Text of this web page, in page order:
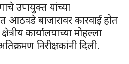
उपायुक्त यांच्या
आठवडे बाजारावर कारवाई होत
कार्यालयाच्या मोहल्ला
निरीक्षकांनी दिली.